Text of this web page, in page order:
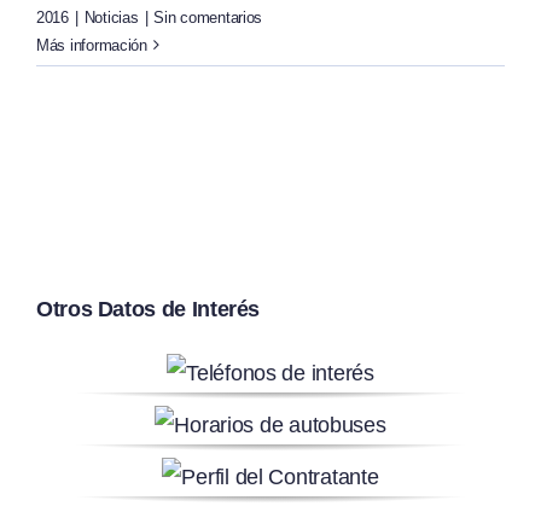
2016
Noticias
Sin comentarios
Más información
Otros Datos de Interés